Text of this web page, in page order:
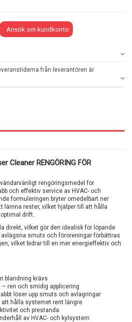
Ansök om kundkonto
från leverantören är
Cleaner RENGÖRING FÖR
rengöringsmedel för
och effektiv service av HVAC- och
formuleringen bryter omedelbart ner
lämna rester, vilket hjälper till att hålla
drift.
direkt, vilket gör den idealisk för löpande
smuts och föroreningar förbättras
vilket bidrar till en mer energieffektiv och
blandning krävs
ren och smidig applicering
löser upp smuts och avlagringar
hålla systemet rent längre
och prestanda
av HVAC- och kylsystem